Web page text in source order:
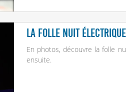
La folle nuit
En photos, découvre la folle
ensuite.